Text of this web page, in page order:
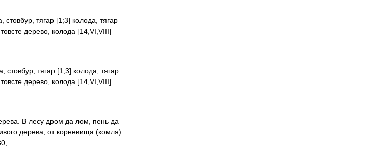
тягар [1;3] колода, тягар
дерево, колода [14,VI,VIII]
тягар [1;3] колода, тягар
дерево, колода [14,VI,VIII]
В лесу дром да лом, пень да
дерева, от корневища (комля)
…